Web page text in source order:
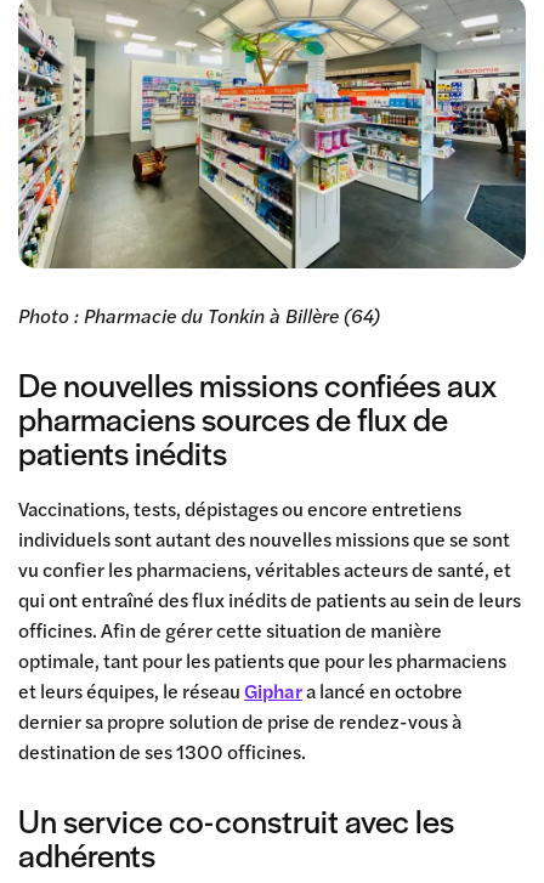
Photo : Pharmacie du Tonkin à Billère (64)
De nouvelles missions confiées aux
pharmaciens sources de flux de
patients inédits
Vaccinations, tests, dépistages ou encore entretiens
individuels sont autant des nouvelles missions que se sont
vu confier les pharmaciens, véritables acteurs de santé, et
qui ont entraîné des flux inédits de patients au sein de leurs
officines. Afin de gérer cette situation de manière
optimale, tant pour les patients que pour les pharmaciens
et leurs équipes, le réseauGiphara lancé en octobre
dernier sa propre solution de prise de rendez-vous à
destination de ses 1300 officines.
Un service co-construit avec les
adhérents